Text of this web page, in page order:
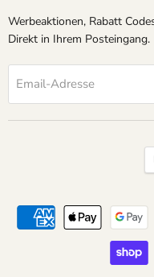
Werbeaktionen, Rabatt
Direkt in Ihrem Posteingang.
Email-Adresse